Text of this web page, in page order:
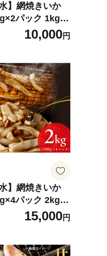
】網焼きいか
パック 1kg
ふっくら 香ばし
き 食べやすい お
り寄せ 函館市
10
10,000円
】網焼きいか
パック 2kg
ふっくら 香ばし
き 食べやすい お
り寄せ 函館市
15,000円